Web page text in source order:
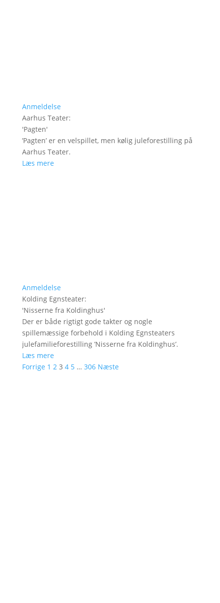
Anmeldelse
Aarhus Teater:
'Pagten'
’Pagten’ er en velspillet, men kølig juleforestilling på
Aarhus Teater.
Læs mere
Anmeldelse
Kolding Egnsteater:
'Nisserne fra Koldinghus'
Der er både rigtigt gode takter og nogle
spillemæssige forbehold i Kolding Egnsteaters
julefamilieforestilling ’Nisserne fra Koldinghus’.
Læs mere
Forrige 1 2 3 4 5 … 306 Næste